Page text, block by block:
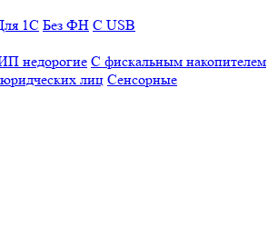
1С Без ФН С USB
недорогие С фискальным накопителем
лиц Сенсорные